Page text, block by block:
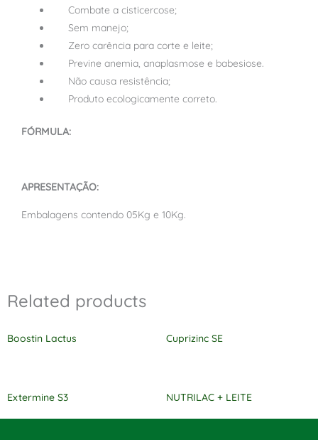
Combate a cisticercose;
Sem manejo;
Zero carência para corte e leite;
Previne anemia, anaplasmose e babesiose.
Não causa resistência;
Produto ecologicamente correto.
FÓRMULA:
APRESENTAÇÃO:
Embalagens contendo 05Kg e 10Kg.
Related products
Boostin Lactus Cuprizinc SE
Extermine S3 NUTRILAC + LEITE